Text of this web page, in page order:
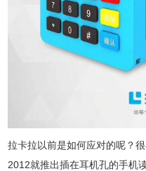
拉卡拉以前是如何应对的呢？
2012就推出插在耳机孔的手机